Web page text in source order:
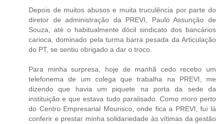
Depois de muitos abusos e muita truculência por parte do
diretor de administração da PREVI, Paulo Assunção de
Souza, até o habitualmente dócil sindicato dos bancários
carioca, dominado pela turma barra pesada da Articulação
do PT, se sentiu obrigado a dar o troco.
Para minha surpresa, hoje de manhã cedo recebo um
telefonema de um colega que trabalha na PREVI, me
dizendo que havia um piquete na porta da sede da
instituição e que estava tudo paralisado. Como moro perto
do Centro Empresarial Mourisco, onde fica a PREVI, fui lá
conferir e prestar minha solidariedade às vítimas da gestão